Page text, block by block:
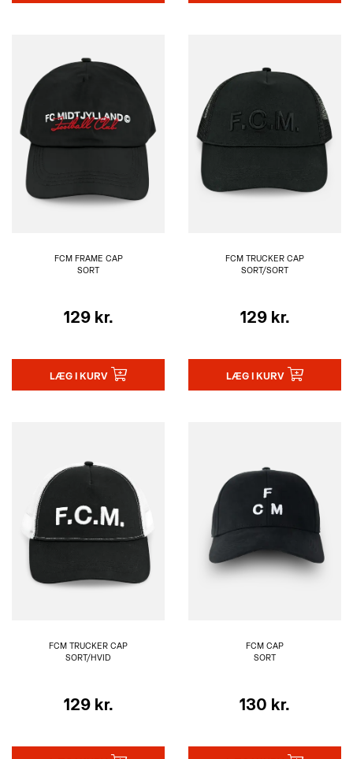
FCM FRAME CAP
SORT
129 kr.
LÆG I KURV
FCM TRUCKER CAP
SORT/SORT
129 kr.
LÆG I KURV
FCM TRUCKER CAP
SORT/HVID
129 kr.
FCM CAP
SORT
130 kr.